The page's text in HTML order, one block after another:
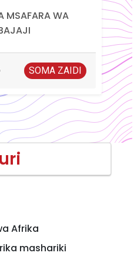
MSAFARA WA
SOMA ZAIDI
Afrika
mashariki